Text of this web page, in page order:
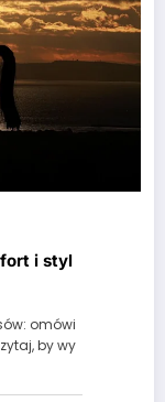
i styl
omówi
by wy